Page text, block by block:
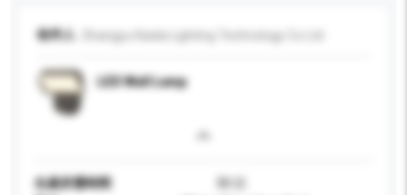
收件人
LED Wall Lamp
生產所需時間
30 日